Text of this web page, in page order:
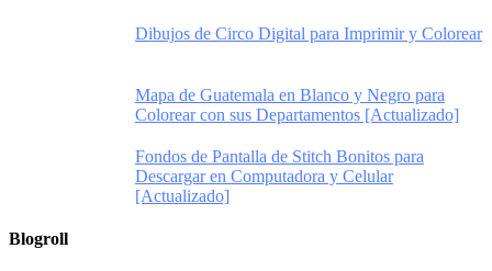
Dibujos de Circo Digital para Imprimir y Colorear
Mapa de Guatemala en Blanco y Negro para
Colorear con sus Departamentos [Actualizado]
Fondos de Pantalla de Stitch Bonitos para
Descargar en Computadora y Celular
[Actualizado]
Blogroll